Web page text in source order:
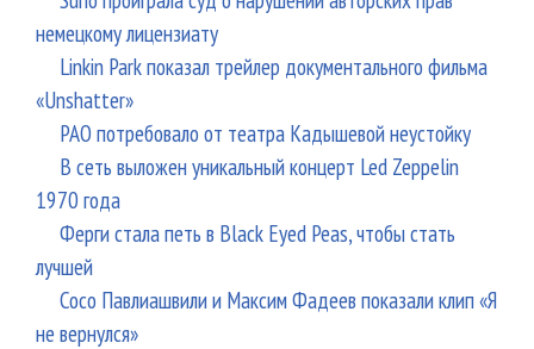
немецкому лицензиату
Linkin Park показал трейлер документального фильма
«Unshatter»
РАО потребовало от театра Кадышевой неустойку
В сеть выложен уникальный концерт Led Zeppelin
1970 года
Ферги стала петь в Black Eyed Peas, чтобы стать
лучшей
Сосо Павлиашвили и Максим Фадеев показали клип «Я
не вернулся»